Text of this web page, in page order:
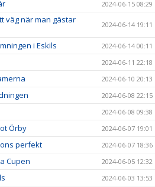
2024-06-15 08:29
väg när man gästar
2024-06-14 19:11
i Eskils 2024-06-14 00:11
2024-06-11 22:18
2024-06-10 20:13
2024-06-08 22:15
2024-06-08 09:38
Örby 2024-06-07 19:01
perfekt 2024-06-07 18:36
Cupen 2024-06-05 12:32
2024-06-03 13:53